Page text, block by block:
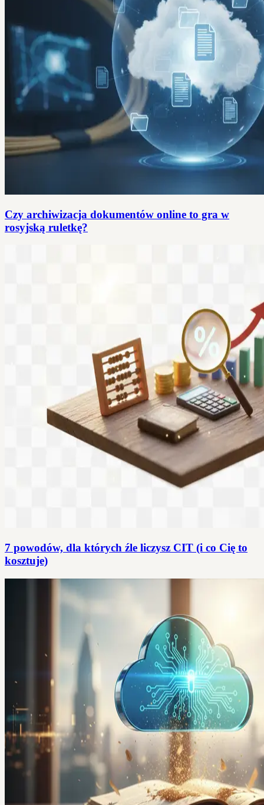
Czy archiwizacja dokumentów online to gra w
rosyjską ruletkę?
7 powodów, dla których źle liczysz CIT (i co Cię to
kosztuje)